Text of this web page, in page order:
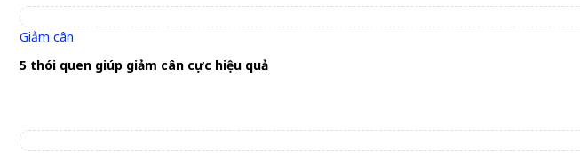
Giảm cân
5 thói quen giúp giảm cân cực hiệu quả